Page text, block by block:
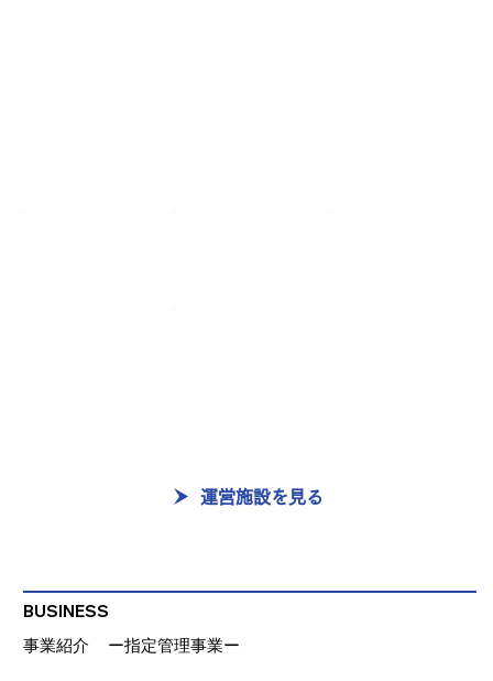
BUSINESS
事業紹介
​ー指定管理事業ー
運営施設を見る